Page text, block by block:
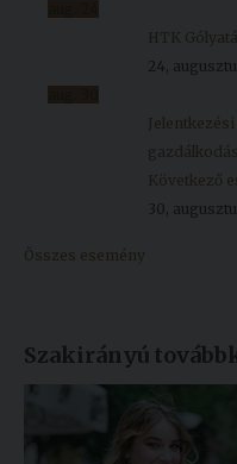
HTK
24,
Következő
30,
Összes esemény
Szakirányú